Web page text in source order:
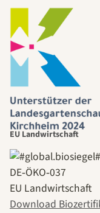
EU Landwirtschaft
DE‑ÖKO‑037
EU Landwirtschaft
Download